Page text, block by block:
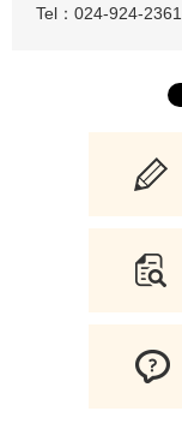
Tel：024-924-2361